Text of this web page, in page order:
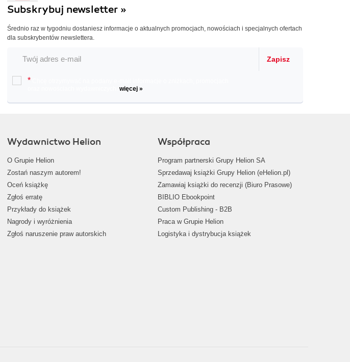
Subskrybuj newsletter »
Średnio raz w tygodniu dostaniesz informacje o aktualnych promocjach, nowościach i specjalnych ofertach
dla subskrybentów newslettera.
Zapisz
*
więcej »
Wydawnictwo Helion
O Grupie Helion
Zostań naszym autorem!
Oceń książkę
Zgłoś erratę
Przykłady do książek
Nagrody i wyróżnienia
Zgłoś naruszenie praw autorskich
Współpraca
Program partnerski Grupy Helion SA
Sprzedawaj książki Grupy Helion (eHelion.pl)
Zamawiaj książki do recenzji (Biuro Prasowe)
BIBLIO Ebookpoint
Custom Publishing - B2B
Praca w Grupie Helion
Logistyka i dystrybucja książek